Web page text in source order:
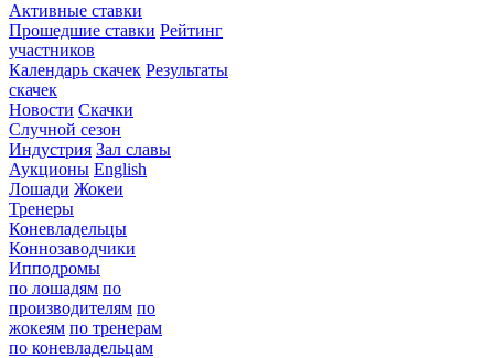
Активные ставки
Прошедшие ставки Рейтинг
участников
Календарь скачек Результаты
скачек
Новости Скачки
Случной сезон
Индустрия Зал славы
Аукционы English
Лошади Жокеи
Тренеры
Коневладельцы
Коннозаводчики
Ипподромы
по лошадям по
производителям по
жокеям по тренерам
по коневладельцам